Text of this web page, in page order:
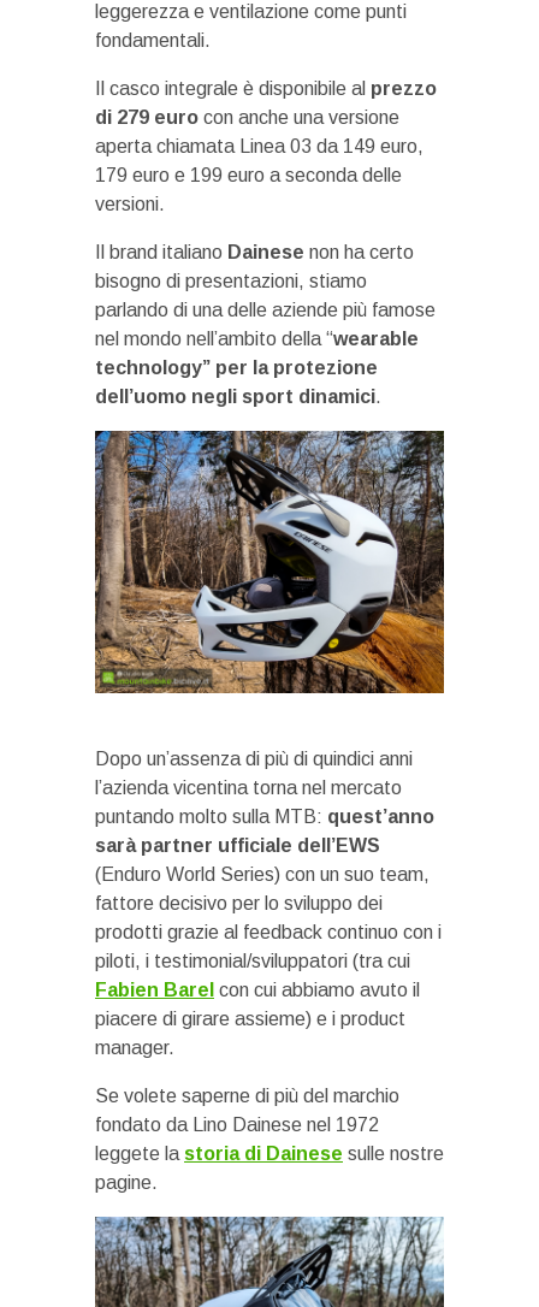
leggerezza e ventilazione come punti
fondamentali.
Il casco integrale è disponibile al prezzo
di 279 euro con anche una versione
aperta chiamata Linea 03 da 149 euro,
179 euro e 199 euro a seconda delle
versioni.
Il brand italiano Dainese non ha certo
bisogno di presentazioni, stiamo
parlando di una delle aziende più famose
nel mondo nell’ambito della “wearable
technology” per la protezione
dell’uomo negli sport dinamici.
Dopo un’assenza di più di quindici anni
l’azienda vicentina torna nel mercato
puntando molto sulla MTB: quest’anno
sarà partner ufficiale dell’EWS
(Enduro World Series) con un suo team,
fattore decisivo per lo sviluppo dei
prodotti grazie al feedback continuo con i
piloti, i testimonial/sviluppatori (tra cui
Fabien Barel con cui abbiamo avuto il
piacere di girare assieme) e i product
manager.
Se volete saperne di più del marchio
fondato da Lino Dainese nel 1972
leggete la storia di Dainese sulle nostre
pagine.